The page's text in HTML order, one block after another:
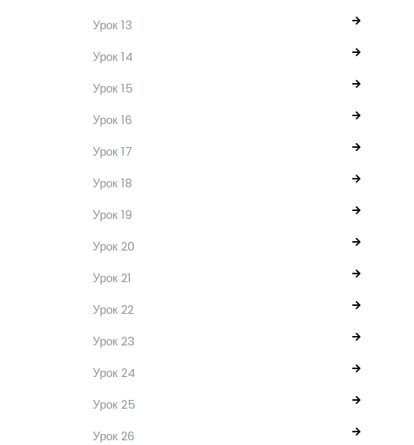
Урок 13
Урок 14
Урок 15
Урок 16
Урок 17
Урок 18
Урок 19
Урок 20
Урок 21
Урок 22
Урок 23
Урок 24
Урок 25
Урок 26